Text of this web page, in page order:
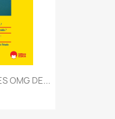
OMG DE...